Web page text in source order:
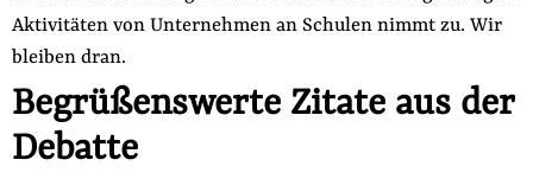
Aktivitäten von Unternehmen an Schulen nimmt zu. Wir
bleiben dran.
Begrüßenswerte Zitate aus der
Debatte